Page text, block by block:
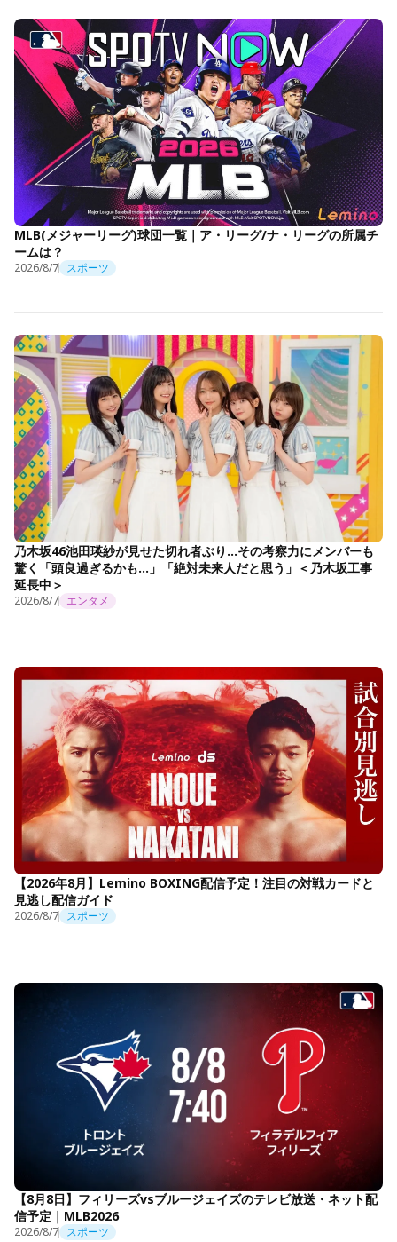
MLB(メジャーリーグ)球団一覧｜ア・リーグ/ナ・リーグの所属チ
ームは？
2026/8/7 スポーツ
乃木坂46池田瑛紗が見せた切れ者ぶり…その考察力にメンバーも
驚く「頭良過ぎるかも…」「絶対未来人だと思う」＜乃木坂工事
延長中＞
2026/8/7 エンタメ
【2026年8月】Lemino BOXING配信予定！注目の対戦カードと
見逃し配信ガイド
2026/8/7 スポーツ
【8月8日】フィリーズvsブルージェイズのテレビ放送・ネット配
信予定｜MLB2026
2026/8/7 スポーツ